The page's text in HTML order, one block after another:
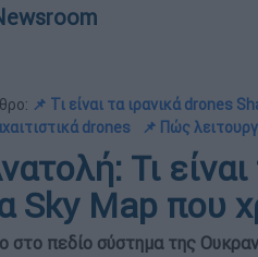
📌 Τι είναι τα ιρανικά drones
drones
📌 Πώς
Τι
Sky Map που
στο πεδίο σύστημα της